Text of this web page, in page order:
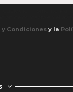
y Condiciones y la